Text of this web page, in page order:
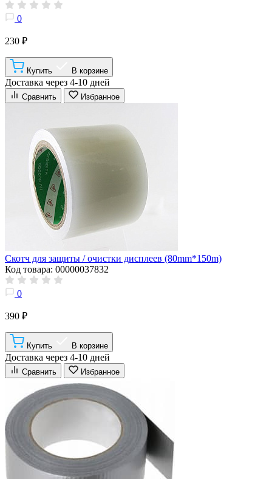
0
230 ₽
Купить В корзине
Доставка через 4-10 дней
Сравнить Избранное
Скотч для защиты / очистки дисплеев (80mm*150m)
Код товара: 00000037832
0
390 ₽
Купить В корзине
Доставка через 4-10 дней
Сравнить Избранное